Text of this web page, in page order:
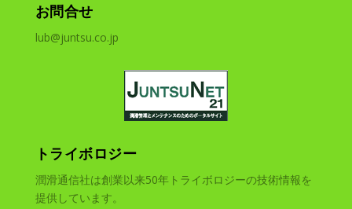
お問合せ
lub@juntsu.co.jp
トライボロジー
潤滑通信社は創業以来50年トライボロジーの技術情報を
提供しています。